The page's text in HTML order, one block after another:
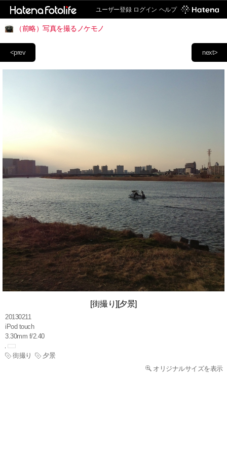
ユーザー登録 ログイン ヘルプ
（前略）写真を撮るノケモノ
next>
<prev
[街撮り][夕景]
20130211
iPod touch
3.30mm f/2.40
街撮り
夕景
オリジナルサイズを表示